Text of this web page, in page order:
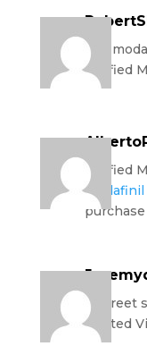
buy
verified
verified
Modafinil
purchase
discreet
trusted